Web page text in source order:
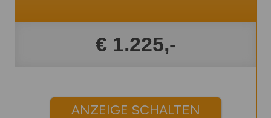
€ 1.225,-
ANZEIGE SCHALTEN